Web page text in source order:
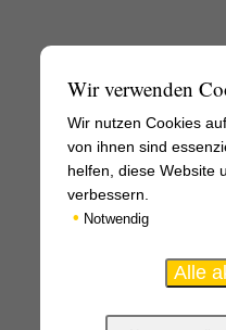
Wir verwenden
Wir nutzen Cookies
von ihnen sind
helfen, diese Website
verbessern.
• Notwendig